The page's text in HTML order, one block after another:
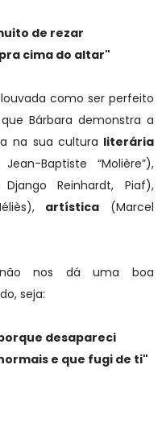
de rezar
cima do altar"
como ser perfeito
Bárbara demonstra a
na sua cultura literária
Baptiste “Molière”),
Reinhardt, Piaf),
artística(Marcel
não nos dá uma boa
seja:
desapareci
e que fugi de ti"